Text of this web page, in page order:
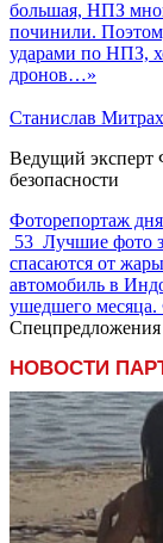
большая, НПЗ
починили.
ударами по НПЗ,
дронов…»
Станислав
Ведущий эксперт
безопасности
Фоторепортаж дня
53 Лучшие фото
спасаются от
автомобиль в
ушедшего
Спецпредложения
НОВОСТИ